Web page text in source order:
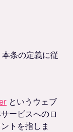
条の定義に従
というウェブ
ービスへのロ
トを指しま